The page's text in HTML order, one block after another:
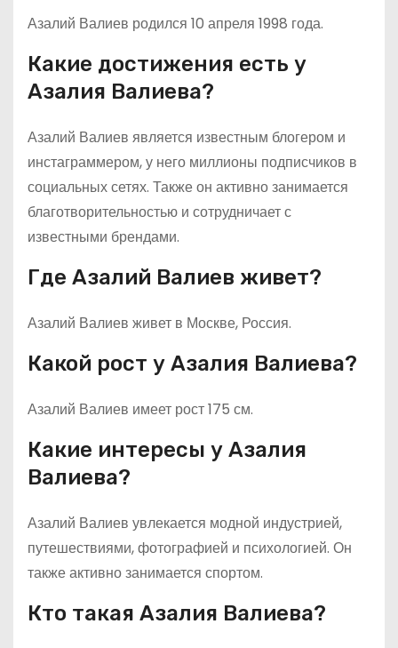
Азалий Валиев родился 10 апреля 1998 года.
Какие достижения есть у
Азалия Валиева?
Азалий Валиев является известным блогером и
инстаграммером, у него миллионы подписчиков в
социальных сетях. Также он активно занимается
благотворительностью и сотрудничает с
известными брендами.
Где Азалий Валиев живет?
Азалий Валиев живет в Москве, Россия.
Какой рост у Азалия Валиева?
Азалий Валиев имеет рост 175 см.
Какие интересы у Азалия
Валиева?
Азалий Валиев увлекается модной индустрией,
путешествиями, фотографией и психологией. Он
также активно занимается спортом.
Кто такая Азалия Валиева?